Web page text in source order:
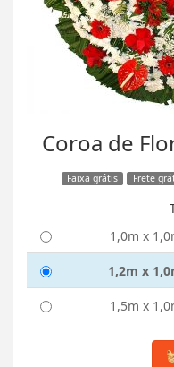
Coroa de
Faixa grátis Frete
1,0m x
1,2m x
1,5m x